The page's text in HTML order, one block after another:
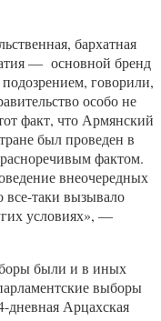
бархатная
— основной бренд
говорили,
особо не
факт, что Армянский
был проведен в
фактом.
внеочередных
все-таки вызывало
условиях», —
были и в иных
выборы
дневная Арцахская